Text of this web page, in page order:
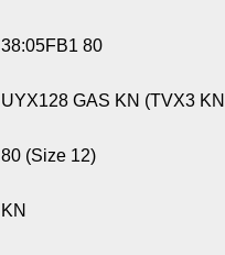
38:05FB1 80
UYX128 GAS KN (TVX3
80 (Size 12)
KN